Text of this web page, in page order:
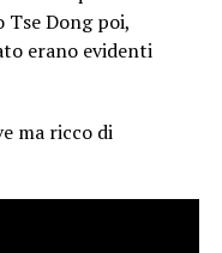
Tse Dong poi,
erano evidenti
ma ricco di